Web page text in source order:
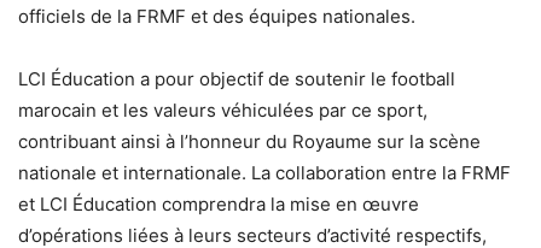
officiels de la FRMF et des équipes nationales.
LCI Éducation a pour objectif de soutenir le football
marocain et les valeurs véhiculées par ce sport,
contribuant ainsi à l’honneur du Royaume sur la scène
nationale et internationale. La collaboration entre la FRMF
et LCI Éducation comprendra la mise en œuvre
d’opérations liées à leurs secteurs d’activité respectifs,